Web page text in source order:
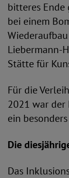
bitteres Ende
bei einem
Liebermann-
Stätte für
Für die
2021 war der
ein
Die diesjä
Das